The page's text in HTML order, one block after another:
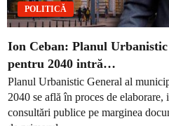
POLITICĂ
Ion Ceban: Planul
pentru 2040 intră…
Planul Urbanistic General al
2040 se află în proces de
consultări publice pe marginea